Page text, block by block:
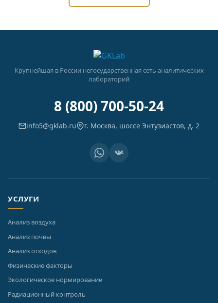
Крупнейшая в России негосударственная сеть аналитических
лабораторий
8 (800) 700-50-24
info5@gklab.ru г. Москва, шоссе Энтузиастов, д. 2
УСЛУГИ
Анализ воздуха
Анализ почвы
Анализ отходов
Физические факторы
Экологическое нормирование
Радиационный контроль